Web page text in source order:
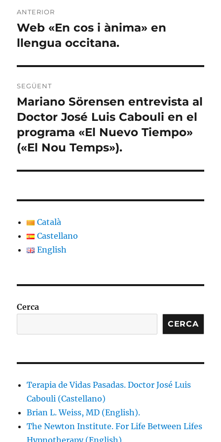
d'entrades
ANTERIOR
Entrada
anterior:
Web «En cos i ànima» en
llengua occitana.
SEGÜENT
Entrada
següent:
Mariano Sörensen entrevista al
Doctor José Luis Cabouli en el
programa «El Nuevo Tiempo»
(«El Nou Temps»).
Català
Castellano
English
Cerca
CERCA
Terapia de Vidas Pasadas. Doctor José Luis
Cabouli (Castellano)
Brian L. Weiss, MD (English).
The Newton Institute. For Life Between Lifes
Hypnotherapy (English).